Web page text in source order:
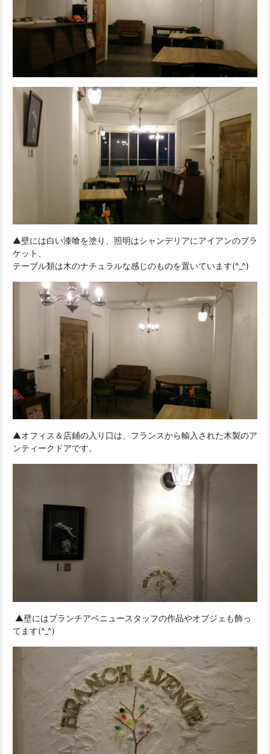
▲壁には白い漆喰を塗り、照明はシャンデリアにアイアンのブラ
ケット、
テーブル類は木のナチュラルな感じのものを置いています(^_^)
▲オフィス＆店鋪の入り口は、フランスから輸入された木製のア
ンティークドアです。
▲壁にはブランチアベニュースタッフの作品やオブジェも飾っ
てます(^_^)